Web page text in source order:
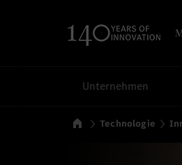
Unternehmen
Startseite
Technologie